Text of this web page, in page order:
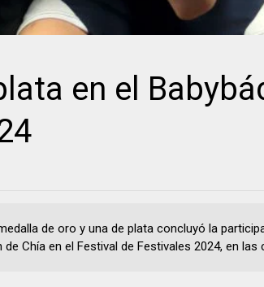
en el
de oro y una de plata concluyó la
de Chía en el Festival de Festivales 2024, en las